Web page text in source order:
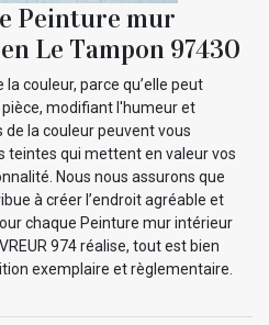
Peinture mur
Le Tampon 97430
couleur, parce qu’elle peut
modifiant l'humeur et
de la couleur peuvent vous
teintes qui mettent en valeur vos
Nous nous assurons que
à créer l’endroit agréable et
chaque Peinture mur intérieur
974 réalise, tout est bien
exemplaire et règlementaire.